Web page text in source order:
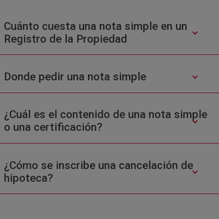
Cuánto cuesta una nota simple en un
Registro de la Propiedad
Donde pedir una nota simple
¿Cuál es el contenido de una nota simple
o una certificación?
¿Cómo se inscribe una cancelación de
hipoteca?